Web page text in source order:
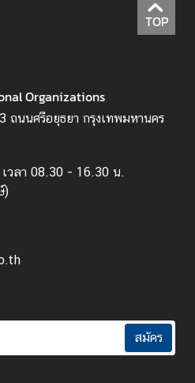
TOP
Organizations
ถนนศรีอยุธยา กรุงเทพมหานคร
วลา 08.30 - 16.30 น.
)
สมัคร